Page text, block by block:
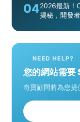
042026最新！
揭秘，開發
NEED HELP?
您的網站需要
奇寶顧問將為您提